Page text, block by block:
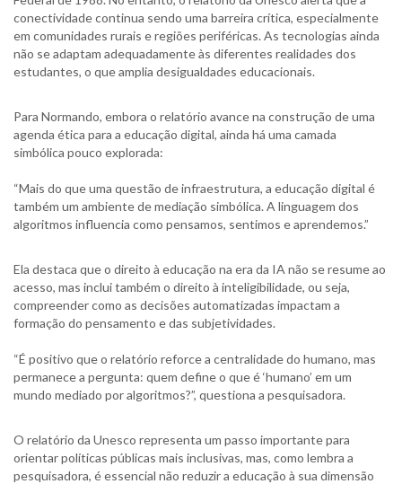
conectividade continua sendo uma barreira crítica, especialmente
em comunidades rurais e regiões periféricas. As tecnologias ainda
não se adaptam adequadamente às diferentes realidades dos
estudantes, o que amplia desigualdades educacionais.
Para Normando, embora o relatório avance na construção de uma
agenda ética para a educação digital, ainda há uma camada
simbólica pouco explorada:
“Mais do que uma questão de infraestrutura, a educação digital é
também um ambiente de mediação simbólica. A linguagem dos
algoritmos influencia como pensamos, sentimos e aprendemos.”
Ela destaca que o direito à educação na era da IA não se resume ao
acesso, mas inclui também o direito à inteligibilidade, ou seja,
compreender como as decisões automatizadas impactam a
formação do pensamento e das subjetividades.
“É positivo que o relatório reforce a centralidade do humano, mas
permanece a pergunta: quem define o que é ‘humano’ em um
mundo mediado por algoritmos?”, questiona a pesquisadora.
O relatório da Unesco representa um passo importante para
orientar políticas públicas mais inclusivas, mas, como lembra a
pesquisadora, é essencial não reduzir a educação à sua dimensão